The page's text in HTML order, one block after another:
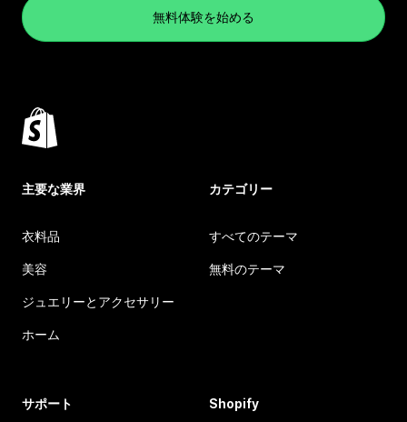
無料体験を始める
主要な業界
衣料品
美容
ジュエリーとアクセサリー
ホーム
カテゴリー
すべてのテーマ
無料のテーマ
サポート Shopify